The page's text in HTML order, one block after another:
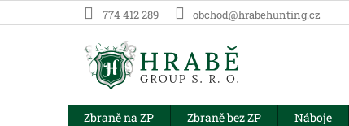
na
774 412 289 obchod@hrabehunting.cz
Zbraně na ZP Zbraně bez ZP Náboje